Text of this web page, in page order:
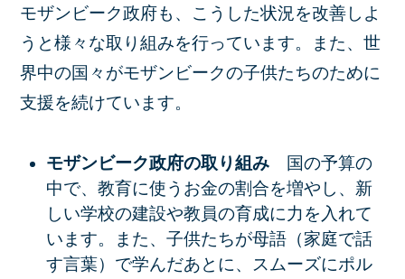
モザンビーク政府も、こうした状況を改善しよ
うと様々な取り組みを行っています。また、世
界中の国々がモザンビークの子供たちのために
支援を続けています。
モザンビーク政府の取り組み
国の予算の
中で、教育に使うお金の割合を増やし、新
しい学校の建設や教員の育成に力を入れて
います。また、子供たちが母語（家庭で話
す言葉）で学んだあとに、スムーズにポル